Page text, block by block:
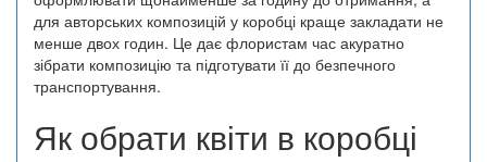
для авторських композицій у коробці краще закладати не
менше двох годин. Це дає флористам час акуратно
зібрати композицію та підготувати її до безпечного
транспортування.
Як обрати квіти в коробці